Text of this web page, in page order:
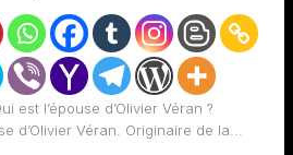
est l’épouse d’Olivier Véran ?
d’Olivier Véran. Originaire de la...